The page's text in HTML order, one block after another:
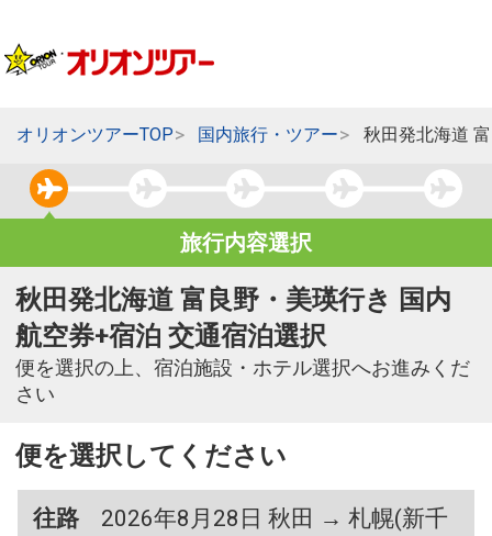
オリオンツアーTOP 国内旅行・ツアー 秋田発北海道
旅行内容選択
秋田発北海道 富良野・美瑛行き 国内
航空券+宿泊 交通宿泊選択
便を選択の上、宿泊施設・ホテル選択へお進みくだ
さい
便を選択してください
往路
2026年8月28日 秋田 → 札幌(新千